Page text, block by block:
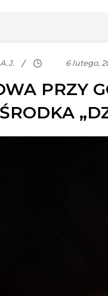
A.J.
PRZY